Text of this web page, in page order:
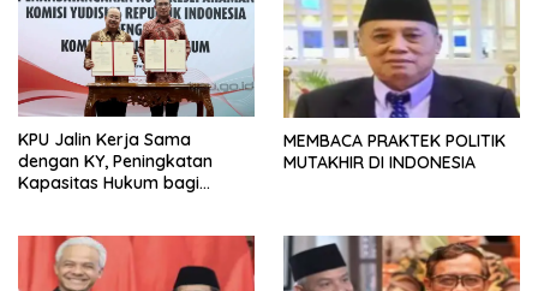
KPU Jalin Kerja Sama
dengan KY, Peningkatan
Kapasitas Hukum bagi
MEMBACA PRAKTEK POLITIK
MUTAKHIR DI INDONESIA